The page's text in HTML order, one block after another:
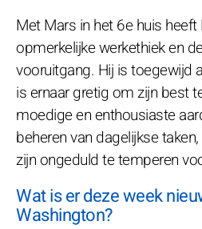
Met Mars in het 6e huis heeft
opmerkelijke werkethiek en
vooruitgang. Hij is toegewijd
is ernaar gretig om zijn best
moedige en enthousiaste
beheren van dagelijkse
zijn ongeduld te temperen
Wat is er deze week
Washington?